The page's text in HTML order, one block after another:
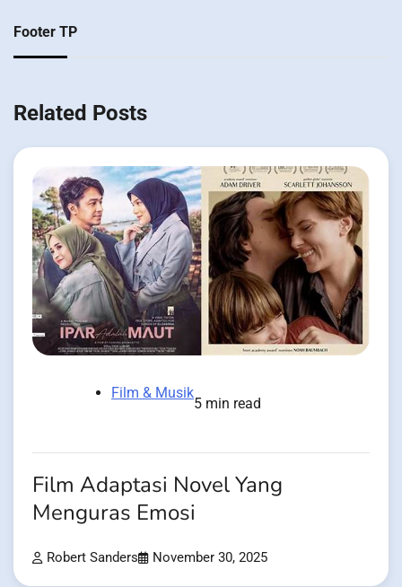
Footer TP
Related Posts
Film & Musik
5 min read
Film Adaptasi Novel Yang
Menguras Emosi
Robert Sanders November 30, 2025